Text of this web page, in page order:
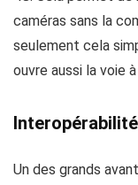
caméras sans la
seulement cela
ouvre aussi la voie
Un des grands